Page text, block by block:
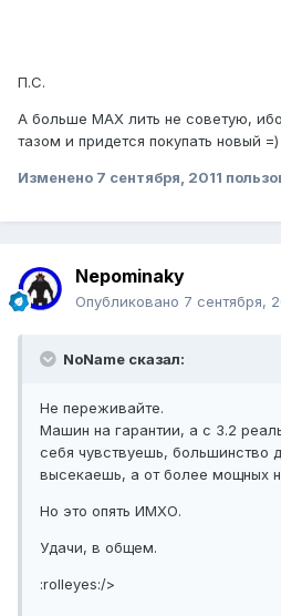
П.С.
А больше МАХ лить не советую,
тазом и придется покупать новый =)
Изменено 7 сентября, 2011
Nepominaky
Опубликовано 7 сентября,
NoName сказал:
Не переживайте.
Машин на гарантии, а с 3.2
себя чувствуешь, большинство
высекаешь, а от более мощных
Но это опять ИМХО.
Удачи, в общем.
:rolleyes:/>